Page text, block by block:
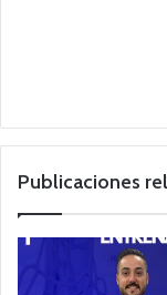
Publicaciones